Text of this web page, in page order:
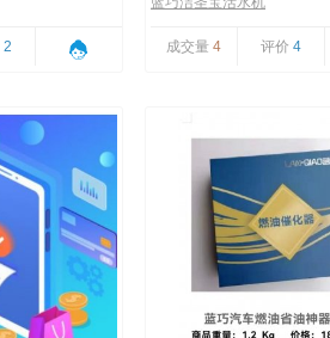
2 成交量 4 评价 4